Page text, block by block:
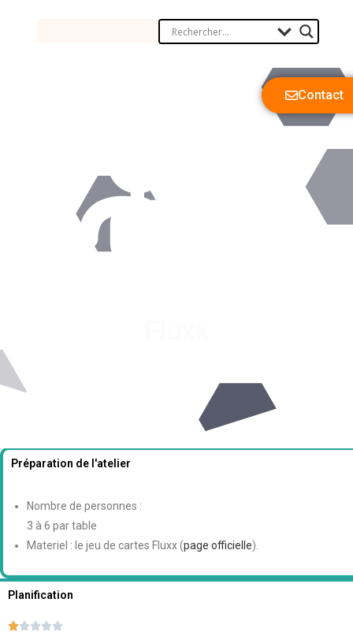
Contact
Préparation de l'atelier
Nombre de personnes :
3 à 6 par table
Materiel : le jeu de cartes Fluxx (page officielle).
Planification
